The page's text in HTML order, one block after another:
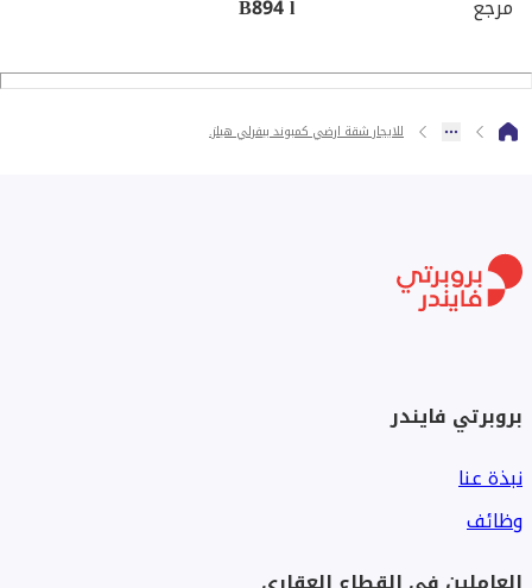
مرجع B894 l
للايجار شقة ارضي كمبوند بيفرلي هيلز.
بروبرتي فايندر
نبذة عنا
وظائف